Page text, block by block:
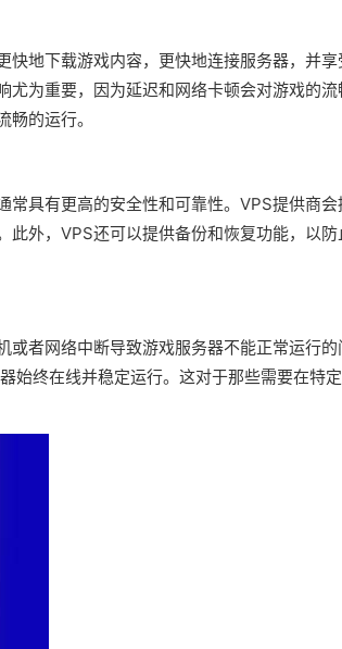
地下载游戏内容，更快地连接服务器，并享
尤为重要，因为延迟和网络卡顿会对游戏的流
的运行。
具有更高的安全性和可靠性。VPS提供商会
外，VPS还可以提供备份和恢复功能，以防
者网络中断导致游戏服务器不能正常运行的
始终在线并稳定运行。这对于那些需要在特